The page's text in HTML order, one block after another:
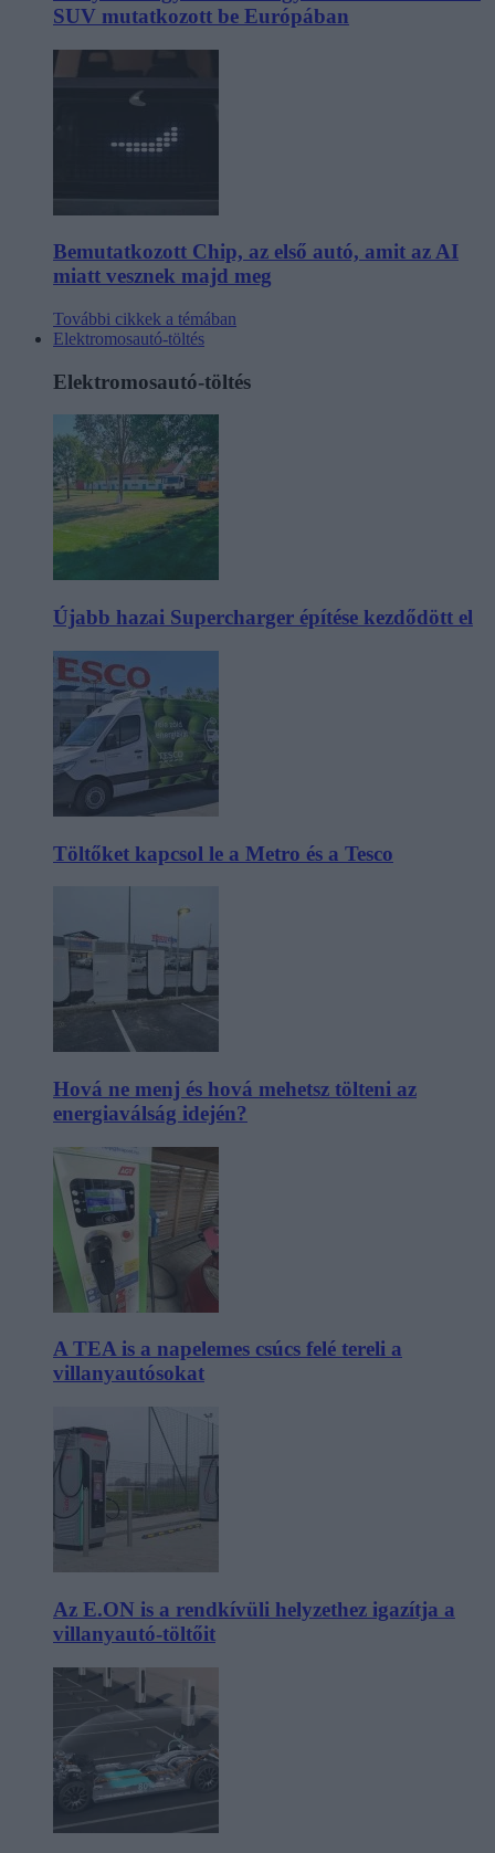
SUV mutatkozott be Európában
Bemutatkozott Chip, az első autó, amit az AI
miatt vesznek majd meg
További cikkek a témában
Elektromosautó-töltés
Elektromosautó-töltés
Újabb hazai Supercharger építése kezdődött el
Töltőket kapcsol le a Metro és a Tesco
Hová ne menj és hová mehetsz tölteni az
energiaválság idején?
A TEA is a napelemes csúcs felé tereli a
villanyautósokat
Az E.ON is a rendkívüli helyzethez igazítja a
villanyautó-töltőit